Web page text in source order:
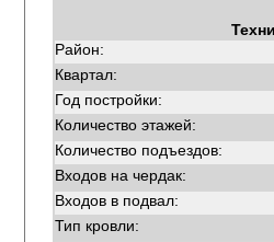
Район:
Квартал:
Год постройки:
Количество этажей:
Количество подъездов:
Входов на чердак:
Входов в подвал:
Тип кровли: